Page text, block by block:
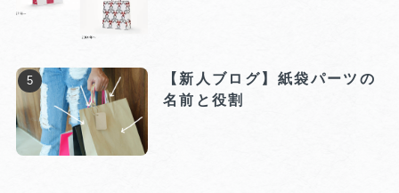
【新人ブログ】紙袋パーツの
名前と役割